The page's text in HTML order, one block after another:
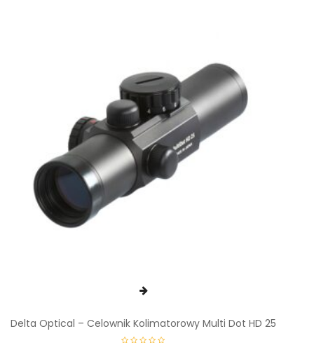
Delta Optical – Celownik Kolimatorowy Multi Dot HD 25